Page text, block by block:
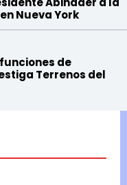
Nueva York
de
Terrenos del